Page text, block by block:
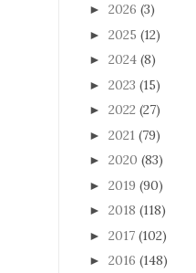
► 2026 (3)
► 2025 (12)
► 2024 (8)
► 2023 (15)
► 2022 (27)
► 2021 (79)
► 2020 (83)
► 2019 (90)
► 2018 (118)
► 2017 (102)
► 2016 (148)